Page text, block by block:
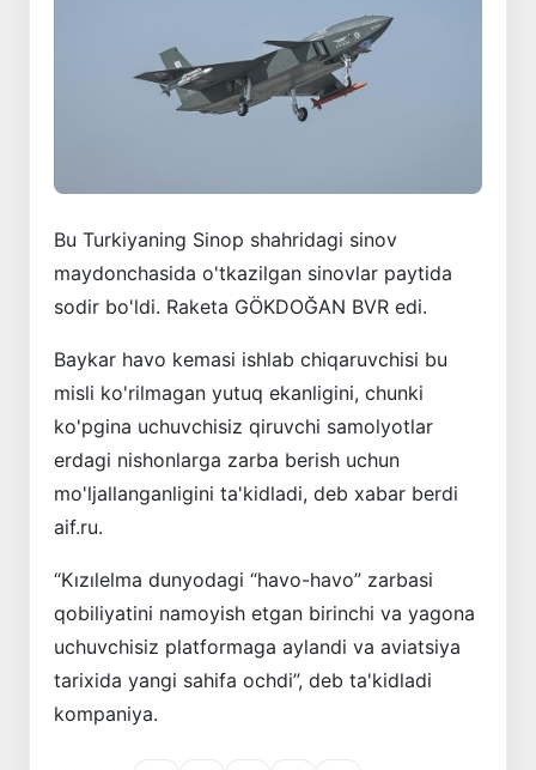
Bu Turkiyaning Sinop shahridagi sinov
maydonchasida o'tkazilgan sinovlar paytida
sodir bo'ldi. Raketa GÖKDOĞAN BVR edi.
Baykar havo kemasi ishlab chiqaruvchisi bu
misli ko'rilmagan yutuq ekanligini, chunki
ko'pgina uchuvchisiz qiruvchi samolyotlar
erdagi nishonlarga zarba berish uchun
mo'ljallanganligini ta'kidladi, deb xabar berdi
aif.ru.
“Kızılelma dunyodagi “havo-havo” zarbasi
qobiliyatini namoyish etgan birinchi va yagona
uchuvchisiz platformaga aylandi va aviatsiya
tarixida yangi sahifa ochdi”, deb ta'kidladi
kompaniya.